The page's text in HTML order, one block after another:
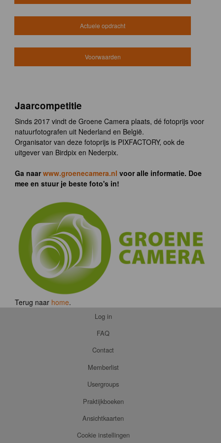
Actuele opdracht
Voorwaarden
Jaarcompetitie
Sinds 2017 vindt de Groene Camera plaats, dé fotoprijs voor
natuurfotografen uit Nederland en België.
Organisator van deze fotoprijs is PIXFACTORY, ook de
uitgever van Birdpix en Nederpix.
Ga naarwww.groenecamera.nl voor alle informatie. Doe
mee en stuur je beste foto's in!
Terug naar home.
Log in
FAQ
Contact
Memberlist
Usergroups
Praktijkboeken
Ansichtkaarten
Cookie instellingen